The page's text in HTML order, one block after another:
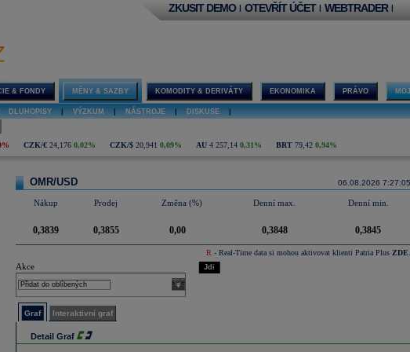
ZKUSIT DEMO | OTEVŘÍT ÚČET | WEBTRADER |
& FONDY MĚNY & SAZBY KOMODITY & DERIVÁTY EKONOMIKA PRÁVO
DLUHOPISY VÝZKUM NÁSTROJE DISKUSE
CZK/€ 24,176 0,02% CZK/$ 20,941 0,09% AU 4 257,14 0,31% BRT 79,42 0,94%
06.08.2026 7:27:05
OMR/USD
Nákup Prodej Změna (%) Denní max. Denní min.
0,3839 0,3855 0,00 0,3848 0,3845
R - Real-Time data si mohou aktivovat klienti Patria Plus ZDE
Akce
select
Jdi
Graf Interaktivní graf
Detail Graf